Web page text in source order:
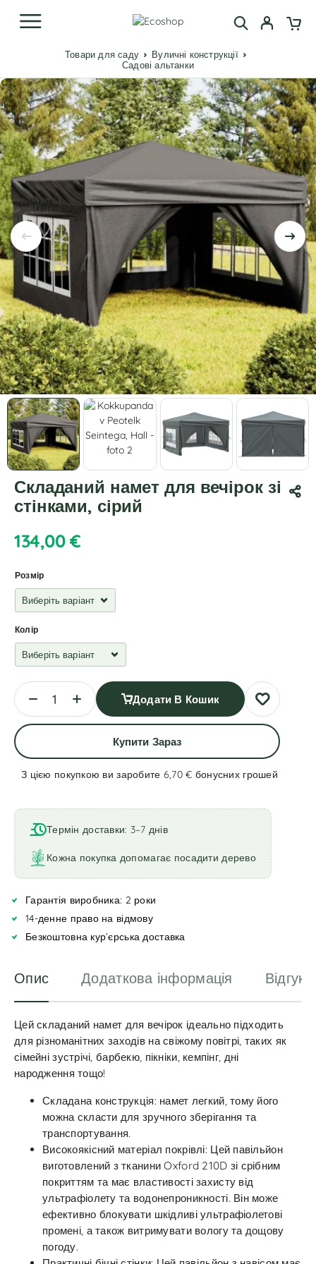
Товари для саду
Вуличні конструкції
Садові альтанки
Складаний намет для вечірок зі
стінками, сірий
134,00€
Розмір
Колір
Додати В Кошик
Купити Зараз
З цією покупкою ви заробите 6,70 € бонусних грошей
l
t
e
r
n
t
i
Термін доставки: 3–7 днів
Кожна покупка допомагає посадити дерево
Гарантія виробника: 2 роки
14-денне право на відмову
Безкоштовна кур’єрська доставка
Опис Додаткова інформація
Цей складаний намет для вечірок ідеально підходить
для різноманітних заходів на свіжому повітрі, таких як
сімейні зустрічі, барбекю, пікніки, кемпінг, дні
народження тощо!
Складана конструкція: намет легкий, тому його
можна скласти для зручного зберігання та
транспортування.
Високоякісний матеріал покрівлі: Цей павільйон
виготовлений з тканини Oxford 210D зі срібним
покриттям та має властивості захисту від
ультрафіолету та водонепроникності. Він може
ефективно блокувати шкідливі ультрафіолетові
промені, а також витримувати вологу та дощову
погоду.